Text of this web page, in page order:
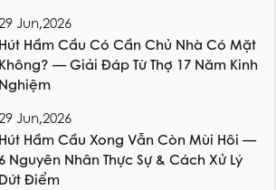
Jun,2026
Hút Hầm Cầu Có Cần Chủ Nhà Có Mặt
Không? — Giải Đáp Từ Thợ 17 Năm Kinh
Nghiệm
Jun,2026
Hút Hầm Cầu Xong Vẫn Còn Mùi Hôi —
6 Nguyên Nhân Thực Sự & Cách Xử Lý
Dứt Điểm